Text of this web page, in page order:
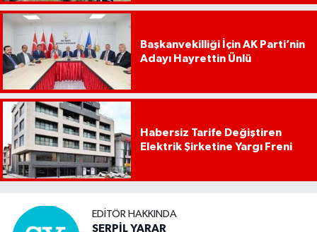
Başkanvekilliği İçin AK Parti’nin
Adayı Hayrettin Ünlü
Habersiz Tarife Değiştiren
Elektrik Şirketine Yargı Freni
EDITÖR HAKKINDA
SERPİL YARAR